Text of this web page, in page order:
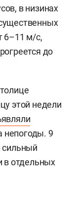
в низинах
6–11 м/c,
до
этой недели
непогоды. 9
сильный
в отдельных